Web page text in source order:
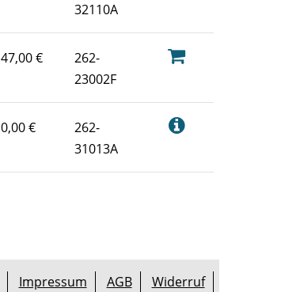
32110A
47,00 €
262-
23002F
0,00 €
262-
31013A
Impressum AGB Widerruf